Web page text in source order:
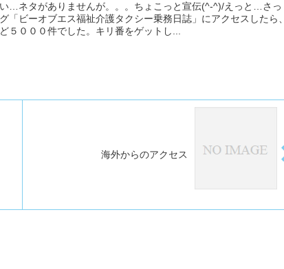
…ネタがありませんが。。。ちょこっと宣伝(^-^)/えっと…さっ
「ビーオブエス福祉介護タクシー乗務日誌」にアクセスしたら、
５０００件でした。キリ番をゲットし...
海外からのアクセス